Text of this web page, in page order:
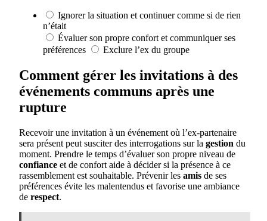
Ignorer la situation et continuer comme si de rien
n’était
Évaluer son propre confort et communiquer ses
préférences
Exclure l’ex du groupe
Comment gérer les invitations à des
événements communs après une
rupture
Recevoir une invitation à un événement où l’ex-partenaire
sera présent peut susciter des interrogations sur la gestion du
moment. Prendre le temps d’évaluer son propre niveau de
confiance et de confort aide à décider si la présence à ce
rassemblement est souhaitable. Prévenir les amis de ses
préférences évite les malentendus et favorise une ambiance
de respect.